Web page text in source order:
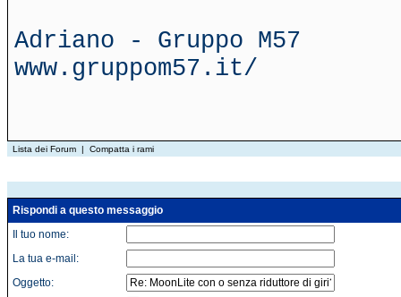
Adriano - Gruppo M57
www.gruppom57.it/
Lista dei Forum | Compatta i rami
Rispondi a questo messaggio
Il tuo nome:
La tua e-mail:
Oggetto: